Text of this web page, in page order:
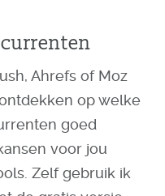
Ahrefs of Moz
op welke
goed
voor jou
Zelf gebruik ik